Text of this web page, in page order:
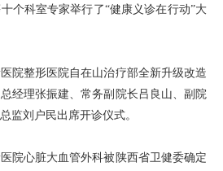
个科室专家举行了“健康义诊在行动”大
院整形医院自在山治疗部全新升级改造
经理张振建、常务副院长吕良山、副院
监刘户民出席开诊仪式。
院心脏大血管外科被陕西省卫健委确定